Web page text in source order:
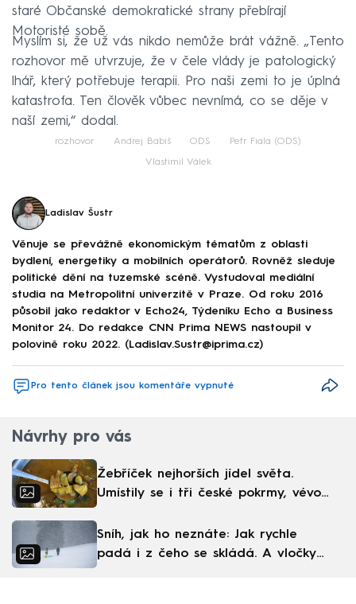
staré Občanské demokratické strany přebírají
Motoristé sobě.
Myslím si, že už vás nikdo nemůže brát vážně. „Tento
rozhovor mě utvrzuje, že v čele vlády je patologický
lhář, který potřebuje terapii. Pro naši zemi to je úplná
katastrofa. Ten člověk vůbec nevnímá, co se děje v
naší zemi,“ dodal.
rozhovor Andrej Babiš ODS Petr Fiala (ODS)
Vlastimil Válek
Ladislav Šustr
Věnuje se převážně ekonomickým tématům z oblasti
bydlení, energetiky a mobilních operátorů. Rovněž sleduje
politické dění na tuzemské scéně. Vystudoval mediální
studia na Metropolitní univerzitě v Praze. Od roku 2016
působil jako redaktor v Echo24, Týdeníku Echo a Business
Monitor 24. Do redakce CNN Prima NEWS nastoupil v
polovině roku 2022. (Ladislav.Sustr@iprima.cz)
Pro tento článek jsou komentáře vypnuté
Návrhy pro vás
Žebříček nejhorších jídel světa.
Umístily se i tři české pokrmy, vévodí
Sníh, jak ho neznáte: Jak rychle
padá i z čeho se skládá. A vločky